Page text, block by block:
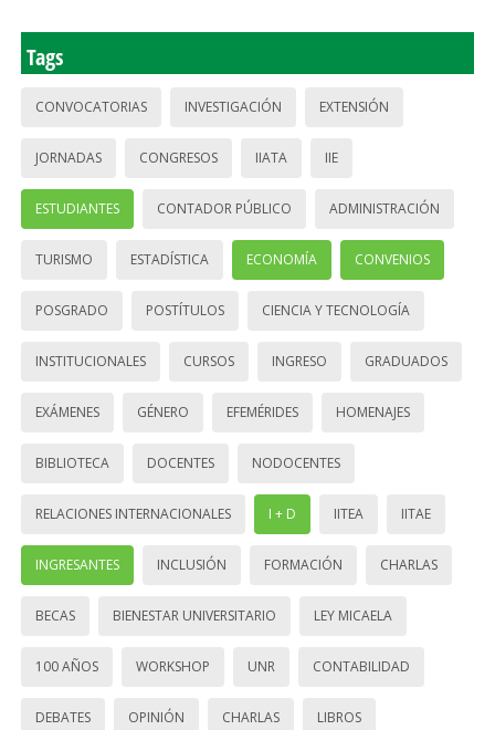
Tags
CONVOCATORIAS INVESTIGACIÓN EXTENSIÓN
JORNADAS CONGRESOS IIATA IIE
ESTUDIANTES CONTADOR PÚBLICO ADMINISTRACIÓN
TURISMO ESTADÍSTICA ECONOMÍA CONVENIOS
POSGRADO POSTÍTULOS CIENCIA Y TECNOLOGÍA
INSTITUCIONALES CURSOS INGRESO GRADUADOS
EXÁMENES GÉNERO EFEMÉRIDES HOMENAJES
BIBLIOTECA DOCENTES NODOCENTES
RELACIONES INTERNACIONALES I + D IITEA IITAE
INGRESANTES INCLUSIÓN FORMACIÓN CHARLAS
BECAS BIENESTAR UNIVERSITARIO LEY MICAELA
100 AÑOS WORKSHOP UNR CONTABILIDAD
DEBATES OPINIÓN CHARLAS LIBROS